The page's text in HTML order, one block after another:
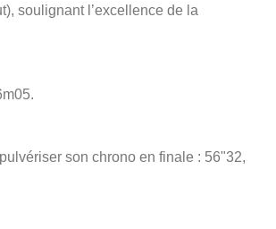
soulignant l’excellence de la
son chrono en finale : 56"32,